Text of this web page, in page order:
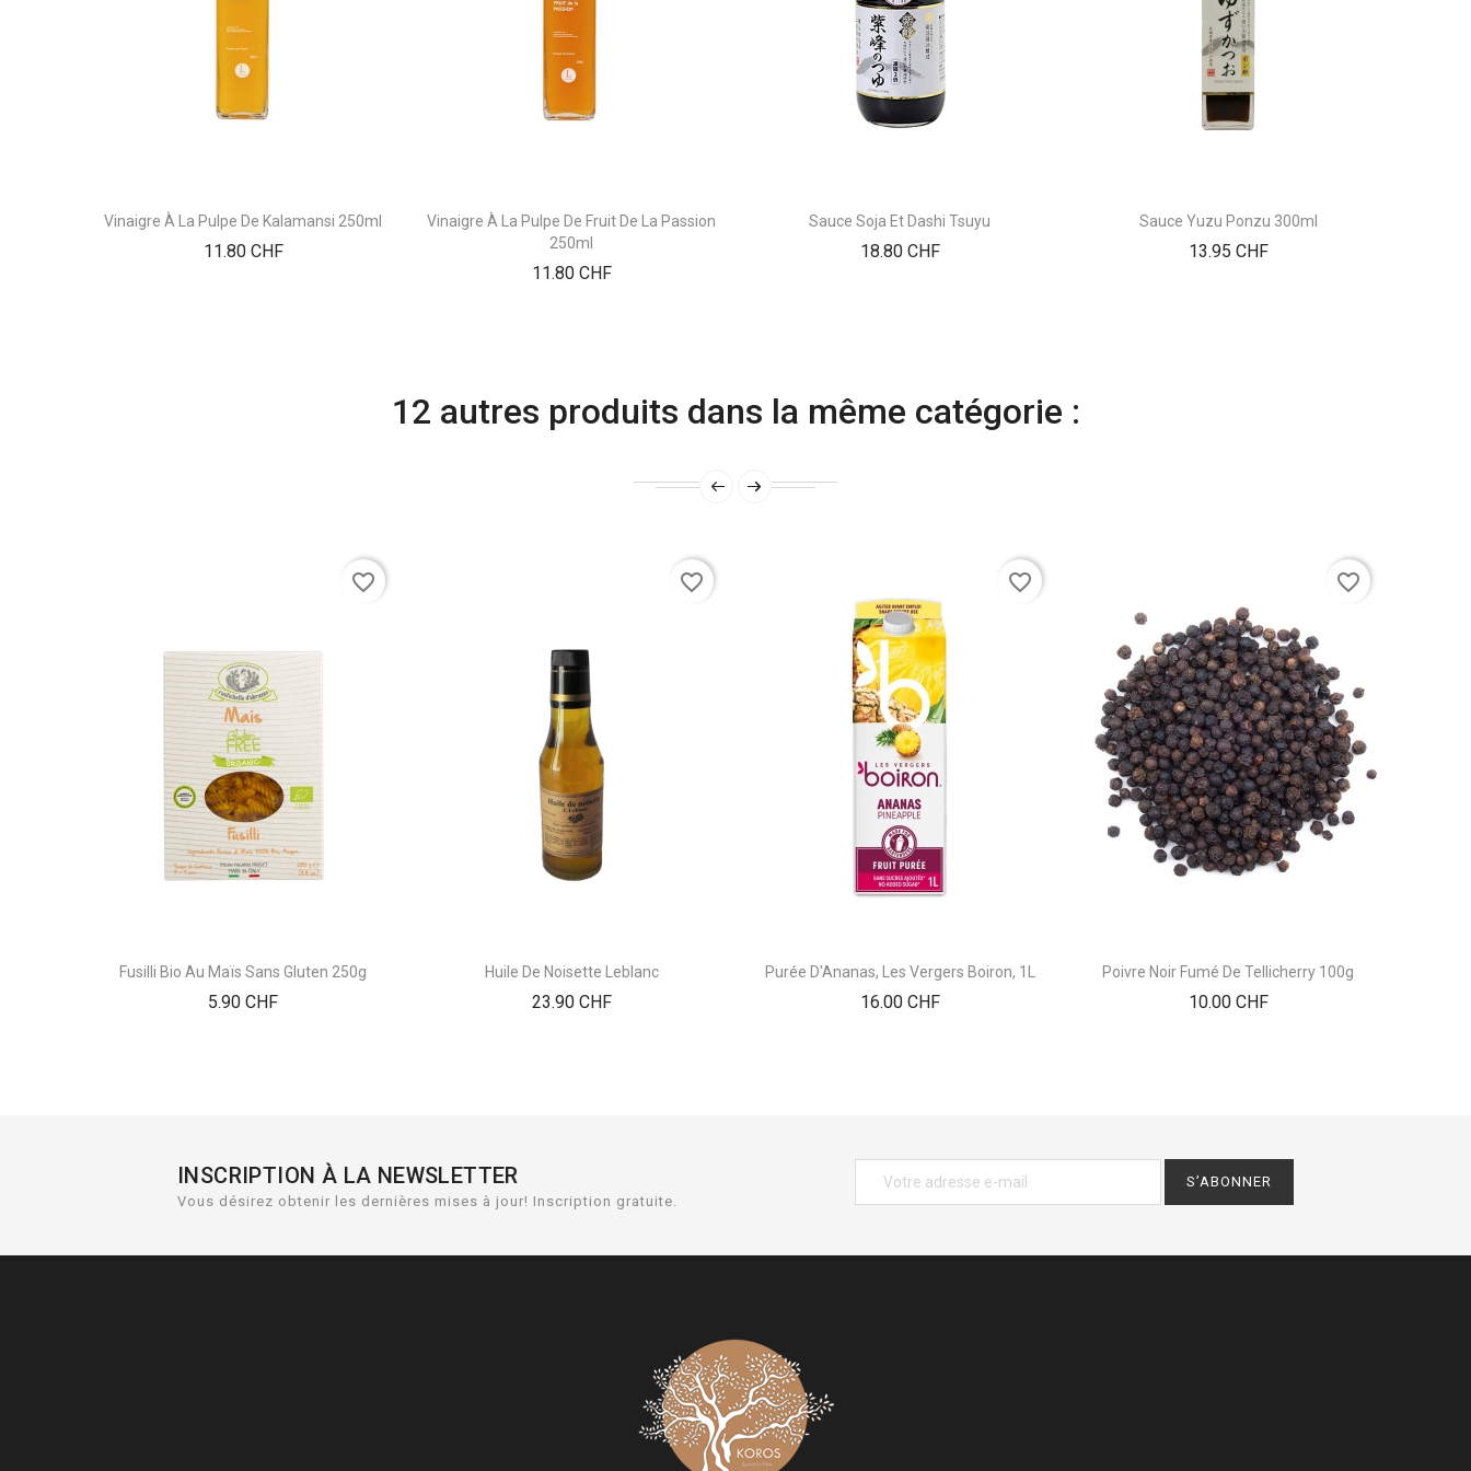
Vinaigre À La Pulpe De Kalamansi 250ml
11.80 CHFPrix
Vinaigre À La Pulpe De Fruit De La Passion
250ml
11.80 CHFPrix
Sauce Soja Et Dashi Tsuyu
18.80 CHFPrix
Sauce Yuzu Ponzu 300ml
13.95 CHFPrix
12 autres produits dans la même catégorie :
Fusilli Bio Au Maïs Sans Gluten 250g
5.90 CHFPrix
favorite_border
Huile De Noisette Leblanc
23.90 CHFPrix
favorite_border
Purée D'Ananas, Les Vergers Boiron, 1L
16.00 CHFPrix
favorite_border
Poivre Noir Fumé De Tellicherry 100g
10.00 CHFPrix
favorite_border
INSCRIPTION À LA NEWSLETTER
Vous désirez obtenir les dernières mises à jour! Inscription gratuite.